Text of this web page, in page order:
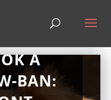
A
BAN: